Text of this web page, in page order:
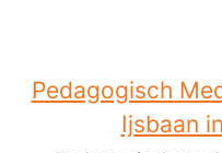
Pedagogisch
Ijsbaan